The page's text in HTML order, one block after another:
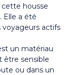
cette housse
Elle a été
voyageurs actifs
un matériau
être sensible
ou dans un